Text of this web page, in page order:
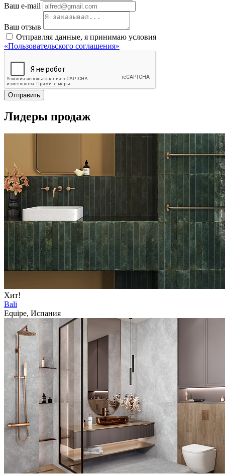
Ваш e-mail
Ваш отзыв
Отправляя данные, я принимаю условия
«Пользовательского соглашения»
Отправить
Лидеры продаж
Хит!
Bali
Equipe, Испания